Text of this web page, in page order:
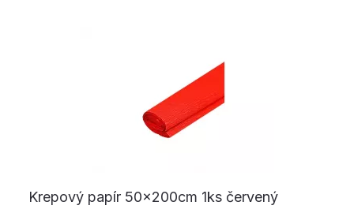
Krepový papír 50x200cm 1ks červený